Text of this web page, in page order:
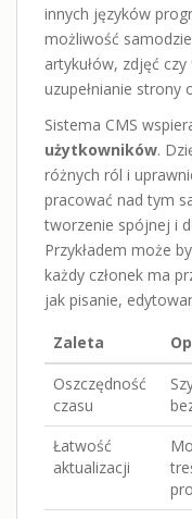
innych języków
możliwość
artykułów, zdjęć
uzupełnianie strony
Sistema CMS
użytkowników.
różnych ról i
pracować nad tym
tworzenie spójnej i
Przykładem może
każdy członek ma
jak pisanie,
Zaleta
Oszczędność
czasu
Łatwość
aktualizacji